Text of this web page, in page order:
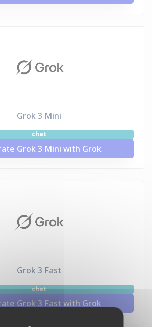
Grok 3 Mini
chat
Grok 3 Mini with Grok
Grok 3 Fast
chat
Grok 3 Fast with Grok